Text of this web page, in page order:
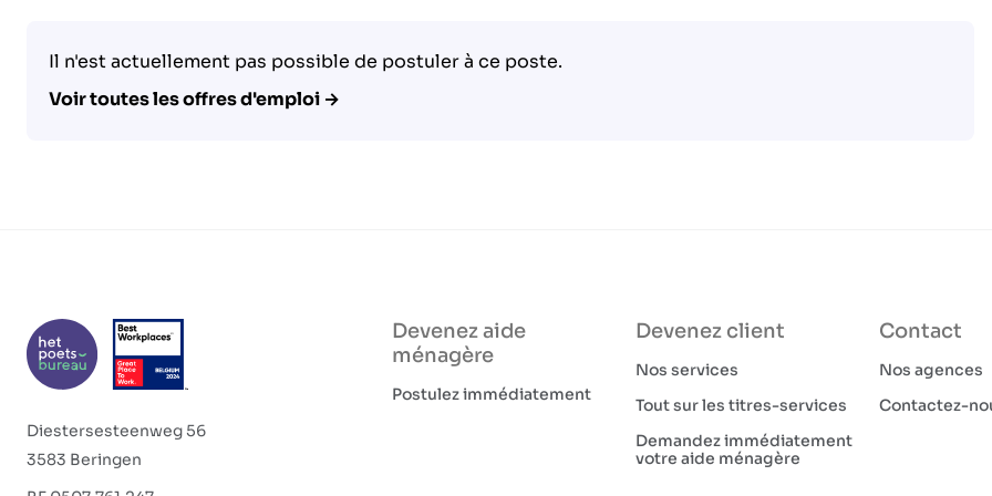
Il n'est actuellement pas possible de postuler à ce poste.
Voir toutes les offres d'emploi →
Diestersesteenweg 56
3583 Beringen
Devenez aide
ménagère
Postulez immédiatement
Devenez client
Nos services
Tout sur les titres-services
Demandez immédiatement
votre aide ménagère
Contact
Nos agences
Contactez-